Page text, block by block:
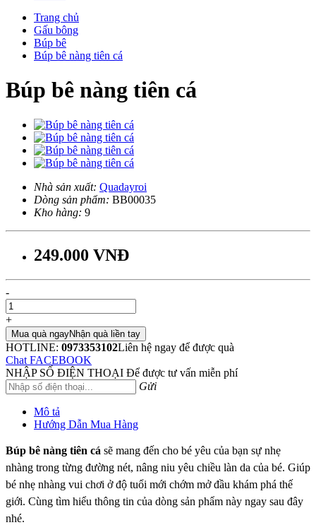
Trang chủ
Gấu bông
Búp bê
Búp bê nàng tiên cá
Búp bê nàng tiên cá
Nhà sản xuất: Quadayroi
Dòng sản phẩm: BB00035
Kho hàng: 9
249.000 VNĐ
-
+
Mua quà ngayNhận quà liền tay
HOTLINE: 0973353102Liên hệ ngay để được quà
Chat FACEBOOK
NHẬP SỐ ĐIỆN THOẠI Để được tư vấn miễn phí
Gửi
Mô tả
Hướng Dẫn Mua Hàng
Búp bê nàng tiên cá sẽ mang đến cho bé yêu của bạn sự nhẹ
nhàng trong từng đường nét, nâng niu yêu chiều làn da của bé. Giúp
bé nhẹ nhàng vui chơi ở độ tuổi mới chớm mở đầu khám phá thế
giới. Cùng tìm hiểu thông tin của dòng sản phẩm này ngay sau đây
nhé.